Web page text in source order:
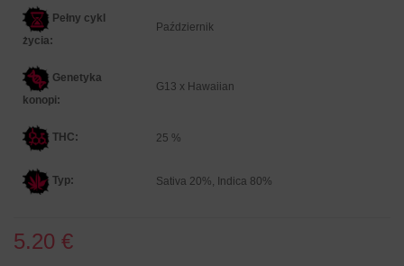
Pełny cykl
życia:
Październik
Genetyka
konopi:
G13 x Hawaiian
THC: 25 %
Typ: Sativa 20%, Indica 80%
5.20 €